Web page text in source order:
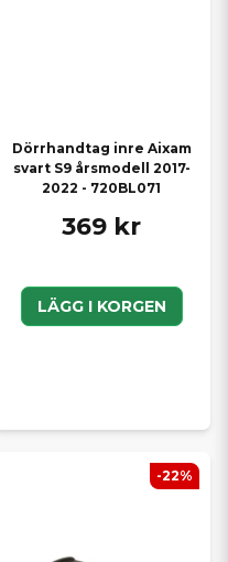
Dörrhandtag inre Aixam
svart S9 årsmodell 2017-
2022 - 720BL071
369 kr
LÄGG I KORGEN
-22%